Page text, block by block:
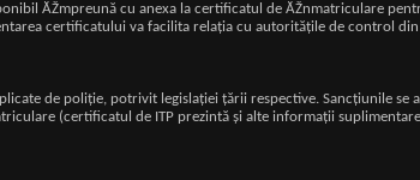
ĂŽmpreună cu anexa la certificatul de ĂŽnmatriculare
certificatului va facilita relaţia cu autorităţile de control din
de poliţie, potrivit legislaţiei ţării respective. Sancţiunile se
(certificatul de ITP prezintă şi alte informaţii